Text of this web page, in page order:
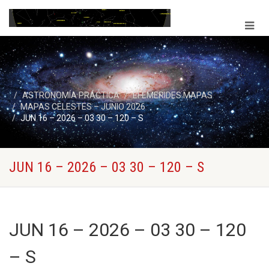
ASTRONOMÍA PRÁCTICA
EFEMERIDES MAPAS
MAPAS CELESTES – JUNIO 2026
JUN 16 – 2026 – 03 30 – 120 – S
JUN 16 – 2026 – 03 30 – 120 – S
JUN 16 – 2026 – 03 30 – 120
– S